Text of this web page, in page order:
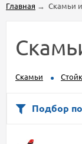
Главная → Скамьи
Скамьи
Подбор